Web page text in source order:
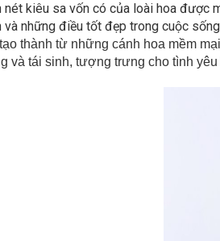
kiêu sa vốn có của loài hoa được
và những điều tốt đẹp trong cuộc
thành từ những cánh hoa mềm
và tái sinh, tượng trưng cho tình yêu